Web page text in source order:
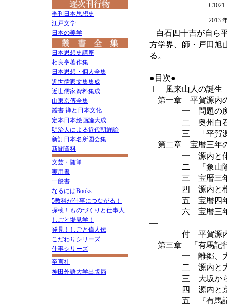
季刊日本思想史
江戸文学
日本の美学
日本思想史講座
相良亨著作集
日本思想・個人全集
近世儒家文集集成
近世儒家資料集成
山東京傳全集
叢書 禅と日本文化
定本日本絵画論大成
明治人による近代朝鮮論
新訂日本名所図会集
新聞資料
文芸・随筆
実用書
一般書
なるにはBooks
5教科が仕事につながる！
探検！ものづくりと仕事人
しごと場見学！
発見！しごと偉人伝
こだわりシリーズ
仕事シリーズ
至言社
神田外語大学出版局
C1021
2013
白石四十吉が自ら
方学界、師・戸田旭
る。
●目次●
Ⅰ 風来山人の誕生
第一章 平賀源内
一 問題の所在―
二 奥州白石
三 「平賀源
第二章 宝暦三年
一 源内と俳
二 『象山陰』
三 宝暦三年短
四 源内と椎
五 宝暦四年の
六 宝暦三年の源
―
付 平賀源内
第三章 『有馬記
一 離郷、大
二 源内と大
三 大坂から有
四 源内と京
五 『有馬記行